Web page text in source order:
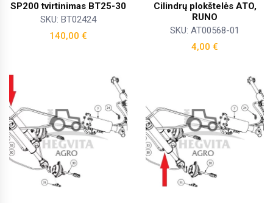
SP200 tvirtinimas BT25-30
SKU: BT02424
140,00 €
Cilindrų plokštelės ATO,
RUNO
SKU: AT00568-01
4,00 €